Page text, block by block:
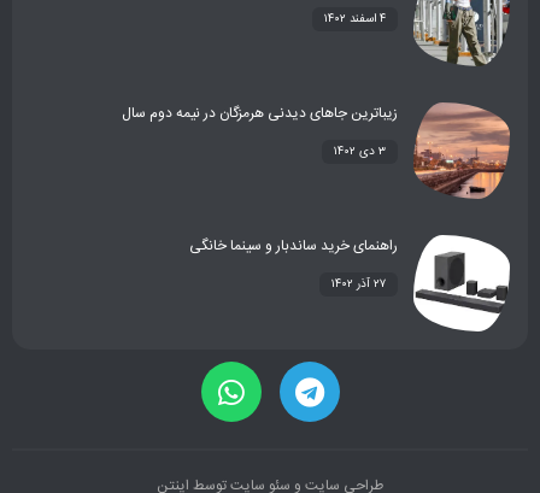
۴ اسفند ۱۴۰۲
زیباترین جاهای دیدنی هرمزگان در نیمه دوم سال
۳ دی ۱۴۰۲
راهنمای خرید ساندبار و سینما خانگی
۲۷ آذر ۱۴۰۲
طراحی سایت و سئو سایتتوسط اینتن